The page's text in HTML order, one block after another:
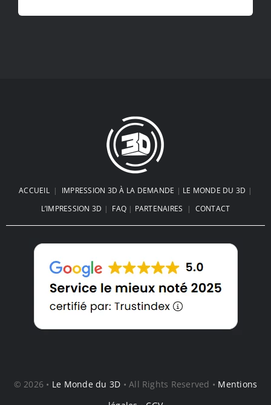
ACCUEIL| IMPRESSION 3D À LA DEMANDE | LE MONDE DU 3D |
L’IMPRESSION 3D | FAQ | PARTENAIRES | CONTACT
© 2026 • Le Monde du 3D • All Rights Reserved • Mentions